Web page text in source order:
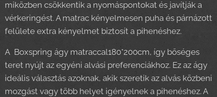
miközben csökkentik a nyomáspontokat és javítják a
vérkeringést. A matrac kényelmesen puha és párnázott
felülete extra kényelmet biztosít a pihenéshez.
A Boxspring ágy matraccal180*200cm, így bőséges
teret nyújt az egyéni alvási preferenciákhoz. Ez az ágy
ideális választás azoknak, akik szeretik az alvás közbeni
mozgást vagy több helyet igényelnek a pihenéshez. A